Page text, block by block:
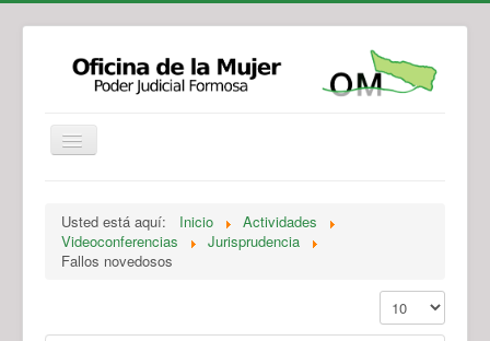
Legislación
Novedades
Recursos y Servicios de Atención
Usted está aquí: Inicio
Actividades
Videoconferencias
Jurisprudencia
Fallos novedosos
Mostrar #